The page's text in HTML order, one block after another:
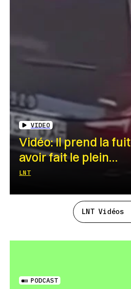
VIDEO
Vidéo: Il prend la
avoir fait le plein…
LNT
LNT Vidéos
PODCAST